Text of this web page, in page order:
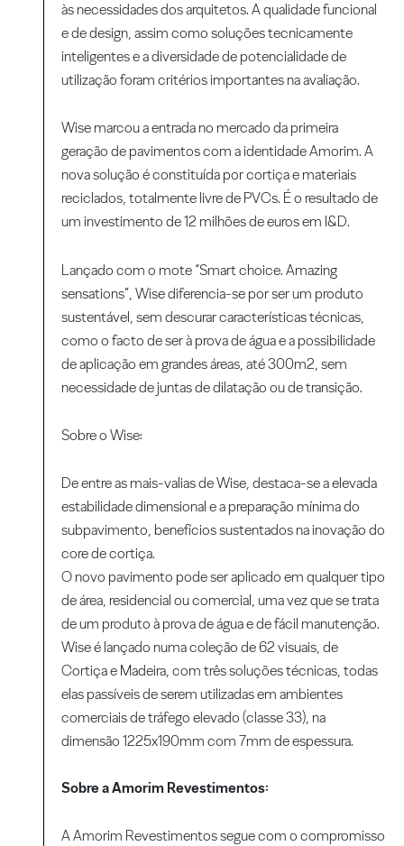
às necessidades dos arquitetos. A qualidade funcional
e de design, assim como soluções tecnicamente
inteligentes e a diversidade de potencialidade de
utilização foram critérios importantes na avaliação.
Wise marcou a entrada no mercado da primeira
geração de pavimentos com a identidade Amorim. A
nova solução é constituída por cortiça e materiais
reciclados, totalmente livre de PVCs. É o resultado de
um investimento de 12 milhões de euros em I&D.
Lançado com o mote “Smart choice. Amazing
sensations”, Wise diferencia-se por ser um produto
sustentável, sem descurar características técnicas,
como o facto de ser à prova de água e a possibilidade
de aplicação em grandes áreas, até 300m2, sem
necessidade de juntas de dilatação ou de transição.
Sobre o Wise:
De entre as mais-valias de Wise, destaca-se a elevada
estabilidade dimensional e a preparação mínima do
subpavimento, benefícios sustentados na inovação do
core de cortiça.
O novo pavimento pode ser aplicado em qualquer tipo
de área, residencial ou comercial, uma vez que se trata
de um produto à prova de água e de fácil manutenção.
Wise é lançado numa coleção de 62 visuais, de
Cortiça e Madeira, com três soluções técnicas, todas
elas passíveis de serem utilizadas em ambientes
comerciais de tráfego elevado (classe 33), na
dimensão 1225x190mm com 7mm de espessura.
Sobre a Amorim Revestimentos:
A Amorim Revestimentos segue com o compromisso